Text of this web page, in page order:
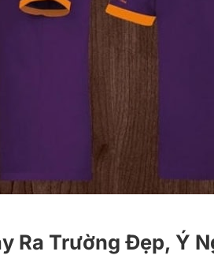
Ra Trường Đẹp, Ý